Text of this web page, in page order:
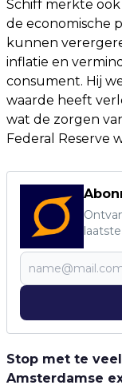
Schiff merkte
de economische
kunnen
inflatie en
consument. Hij
waarde heeft
wat de zorgen
Federal Reserve
Stop met te
Amsterdamse